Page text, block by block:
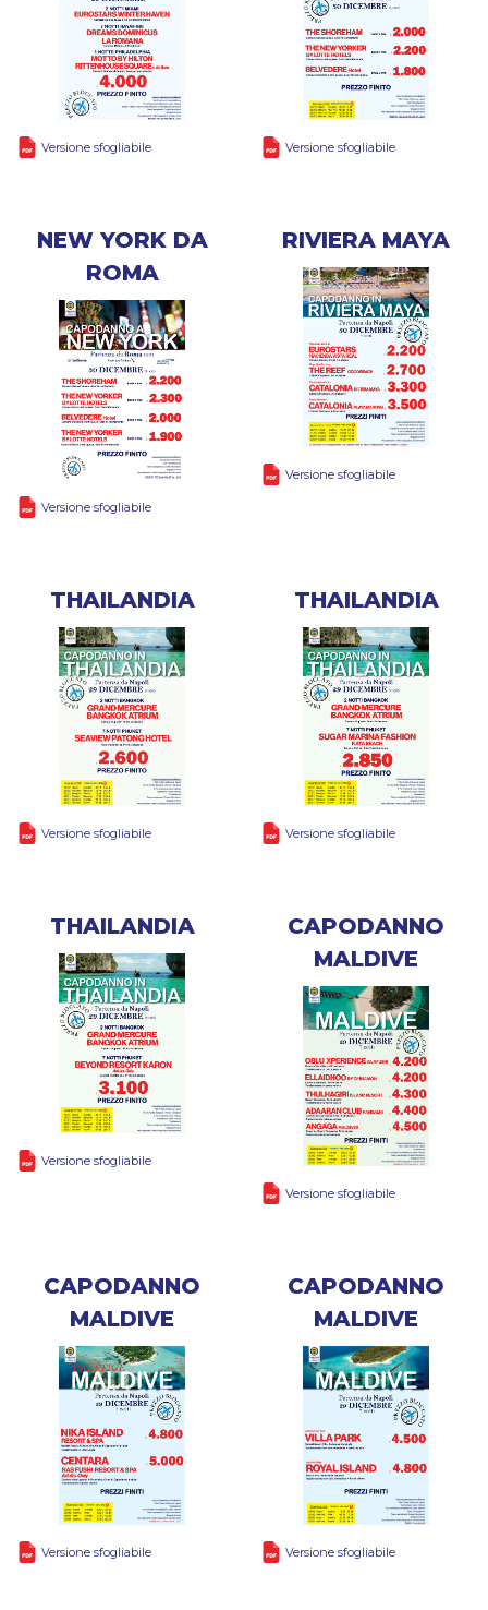
Versione sfogliabile Versione sfogliabile
NEW YORK DA
ROMA
Versione sfogliabile
RIVIERA MAYA
Versione sfogliabile
THAILANDIA
Versione sfogliabile
THAILANDIA
Versione sfogliabile
THAILANDIA
Versione sfogliabile
CAPODANNO
MALDIVE
Versione sfogliabile
CAPODANNO
MALDIVE
Versione sfogliabile
CAPODANNO
MALDIVE
Versione sfogliabile